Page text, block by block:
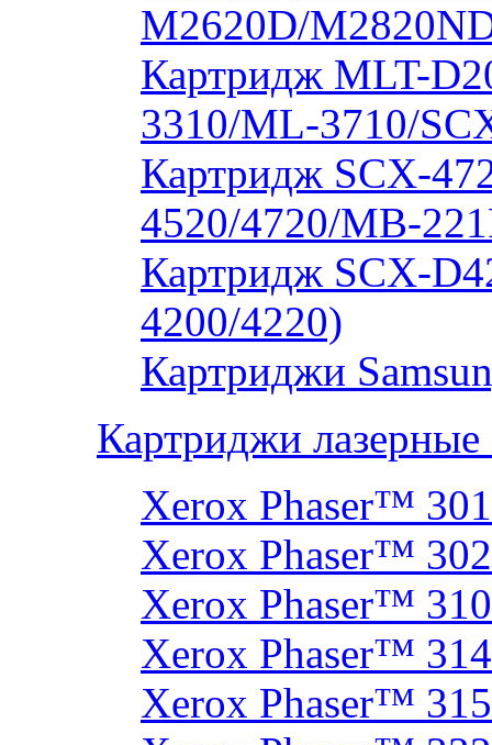
M2620D/
Картридж MLT-
3310/ML-3710/
Картридж SCX-
4520/4720/MB-
Картридж SCX-
4200/4220)
Картриджи
Картриджи
Xerox Phaser™
Xerox Phaser™
Xerox Phaser™
Xerox Phaser™
Xerox Phaser™